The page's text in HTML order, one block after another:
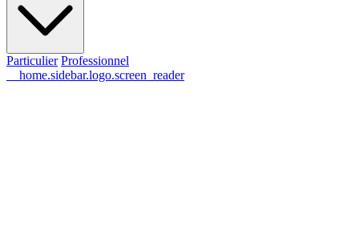
Particulier Professionnel
__home.sidebar.logo.screen_reader